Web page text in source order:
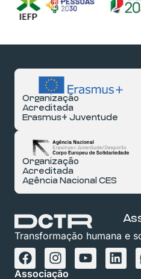
Organização
Acreditada
Erasmus+ Juventude
Organização
Acreditada
Agência Nacional CES
Transformação humana e
Associação